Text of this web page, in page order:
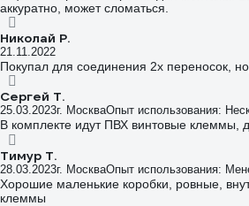
аккуратно, может сломаться.
Николай Р.
21.11.2022
Покупал для соединения 2х переносок,
Сергей Т.
25.03.2023г. МоскваОпыт использования:
В комплекте идут ПВХ винтовые клеммы,
Тимур Т.
28.03.2023г. МоскваОпыт использования:
Хорошие маленькие коробки, ровные,
клеммы